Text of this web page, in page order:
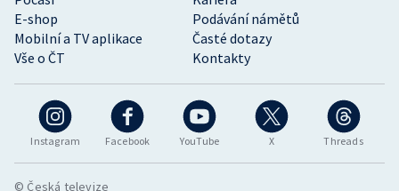
Instagram Facebook YouTube X Threads
E-shop
Podávání námětů
Mobilní a TV aplikace
Časté dotazy
Vše o ČT
Kontakty
© Česká televize